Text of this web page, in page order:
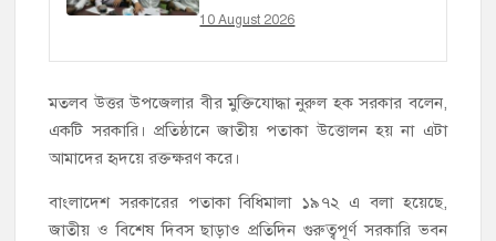
10 August 2026
মতলব উত্তর উপজেলার বীর মুক্তিযোদ্ধা নুরুল হক সরকার বলেন,
একটি সরকারি। প্রতিষ্ঠানে জাতীয় পতাকা উত্তোলন হয় না এটা
আমাদের হৃদয়ে রক্তক্ষরণ করে।
বাংলাদেশ সরকারের পতাকা বিধিমালা ১৯৭২ এ বলা হয়েছে,
জাতীয় ও বিশেষ দিবস ছাড়াও প্রতিদিন গুরুত্বপূর্ণ সরকারি ভবন